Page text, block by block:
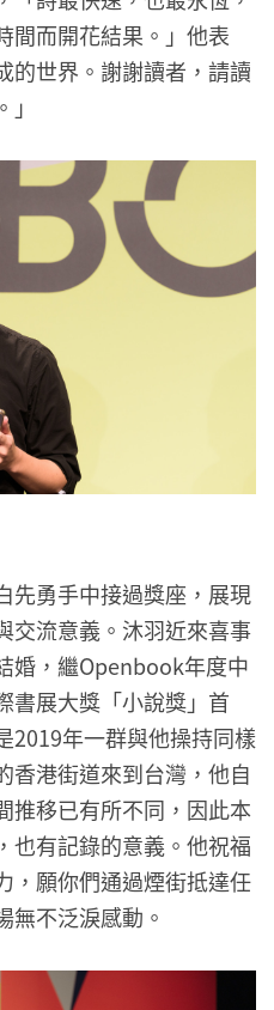
間而開花結果。」他表
的世界。謝謝讀者，請讀
先勇手中接過獎座，展現
交流意義。沐羽近來喜事
婚，繼Openbook年度中
書展大獎「小說獎」首
2019年一群與他操持同樣
香港街道來到台灣，他自
推移已有所不同，因此本
也有記錄的意義。他祝福
，願你們通過煙街抵達任
無不泛淚感動。